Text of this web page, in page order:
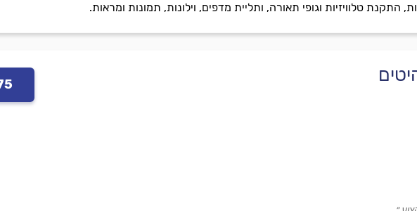
התקנת טלוויזיות וגופי תאורה, ותליית מדפים, וילונות, תמונות ומראות.